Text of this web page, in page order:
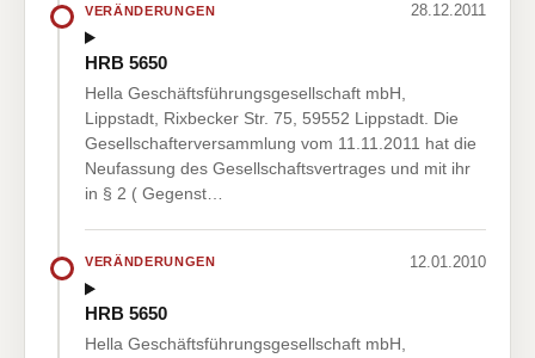
VERÄNDERUNGEN 28.12.2011
HRB 5650
Hella Geschäftsführungsgesellschaft mbH,
Lippstadt, Rixbecker Str. 75, 59552 Lippstadt. Die
Gesellschafterversammlung vom 11.11.2011 hat die
Neufassung des Gesellschaftsvertrages und mit ihr
in § 2 ( Gegenst…
VERÄNDERUNGEN 12.01.2010
HRB 5650
Hella Geschäftsführungsgesellschaft mbH,